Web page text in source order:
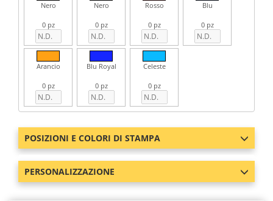
Nero
0 pz
Nero
0 pz
Rosso
0 pz
Blu
0 pz
Arancio
0 pz
Blu Royal
0 pz
Celeste
0 pz
POSIZIONI E COLORI DI STAMPA
PERSONALIZZAZIONE